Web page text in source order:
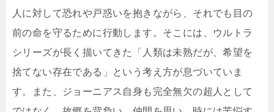
人に対して恐れや戸惑いを抱きながら、それでも目の
前の命を守るために行動します。そこには、ウルトラ
シリーズが長く描いてきた「人類は未熟だが、希望を
捨てない存在である」という考え方が息づいていま
す。また、ジョーニアス自身も完全無欠の超人として